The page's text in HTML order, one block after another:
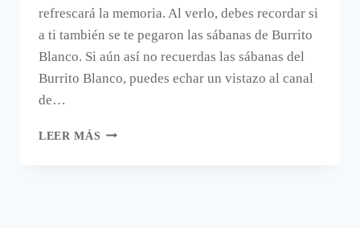
refrescará la memoria. Al verlo, debes recordar si
a ti también se te pegaron las sábanas de Burrito
Blanco. Si aún así no recuerdas las sábanas del
Burrito Blanco, puedes echar un vistazo al canal
de…
LEER MÁS A